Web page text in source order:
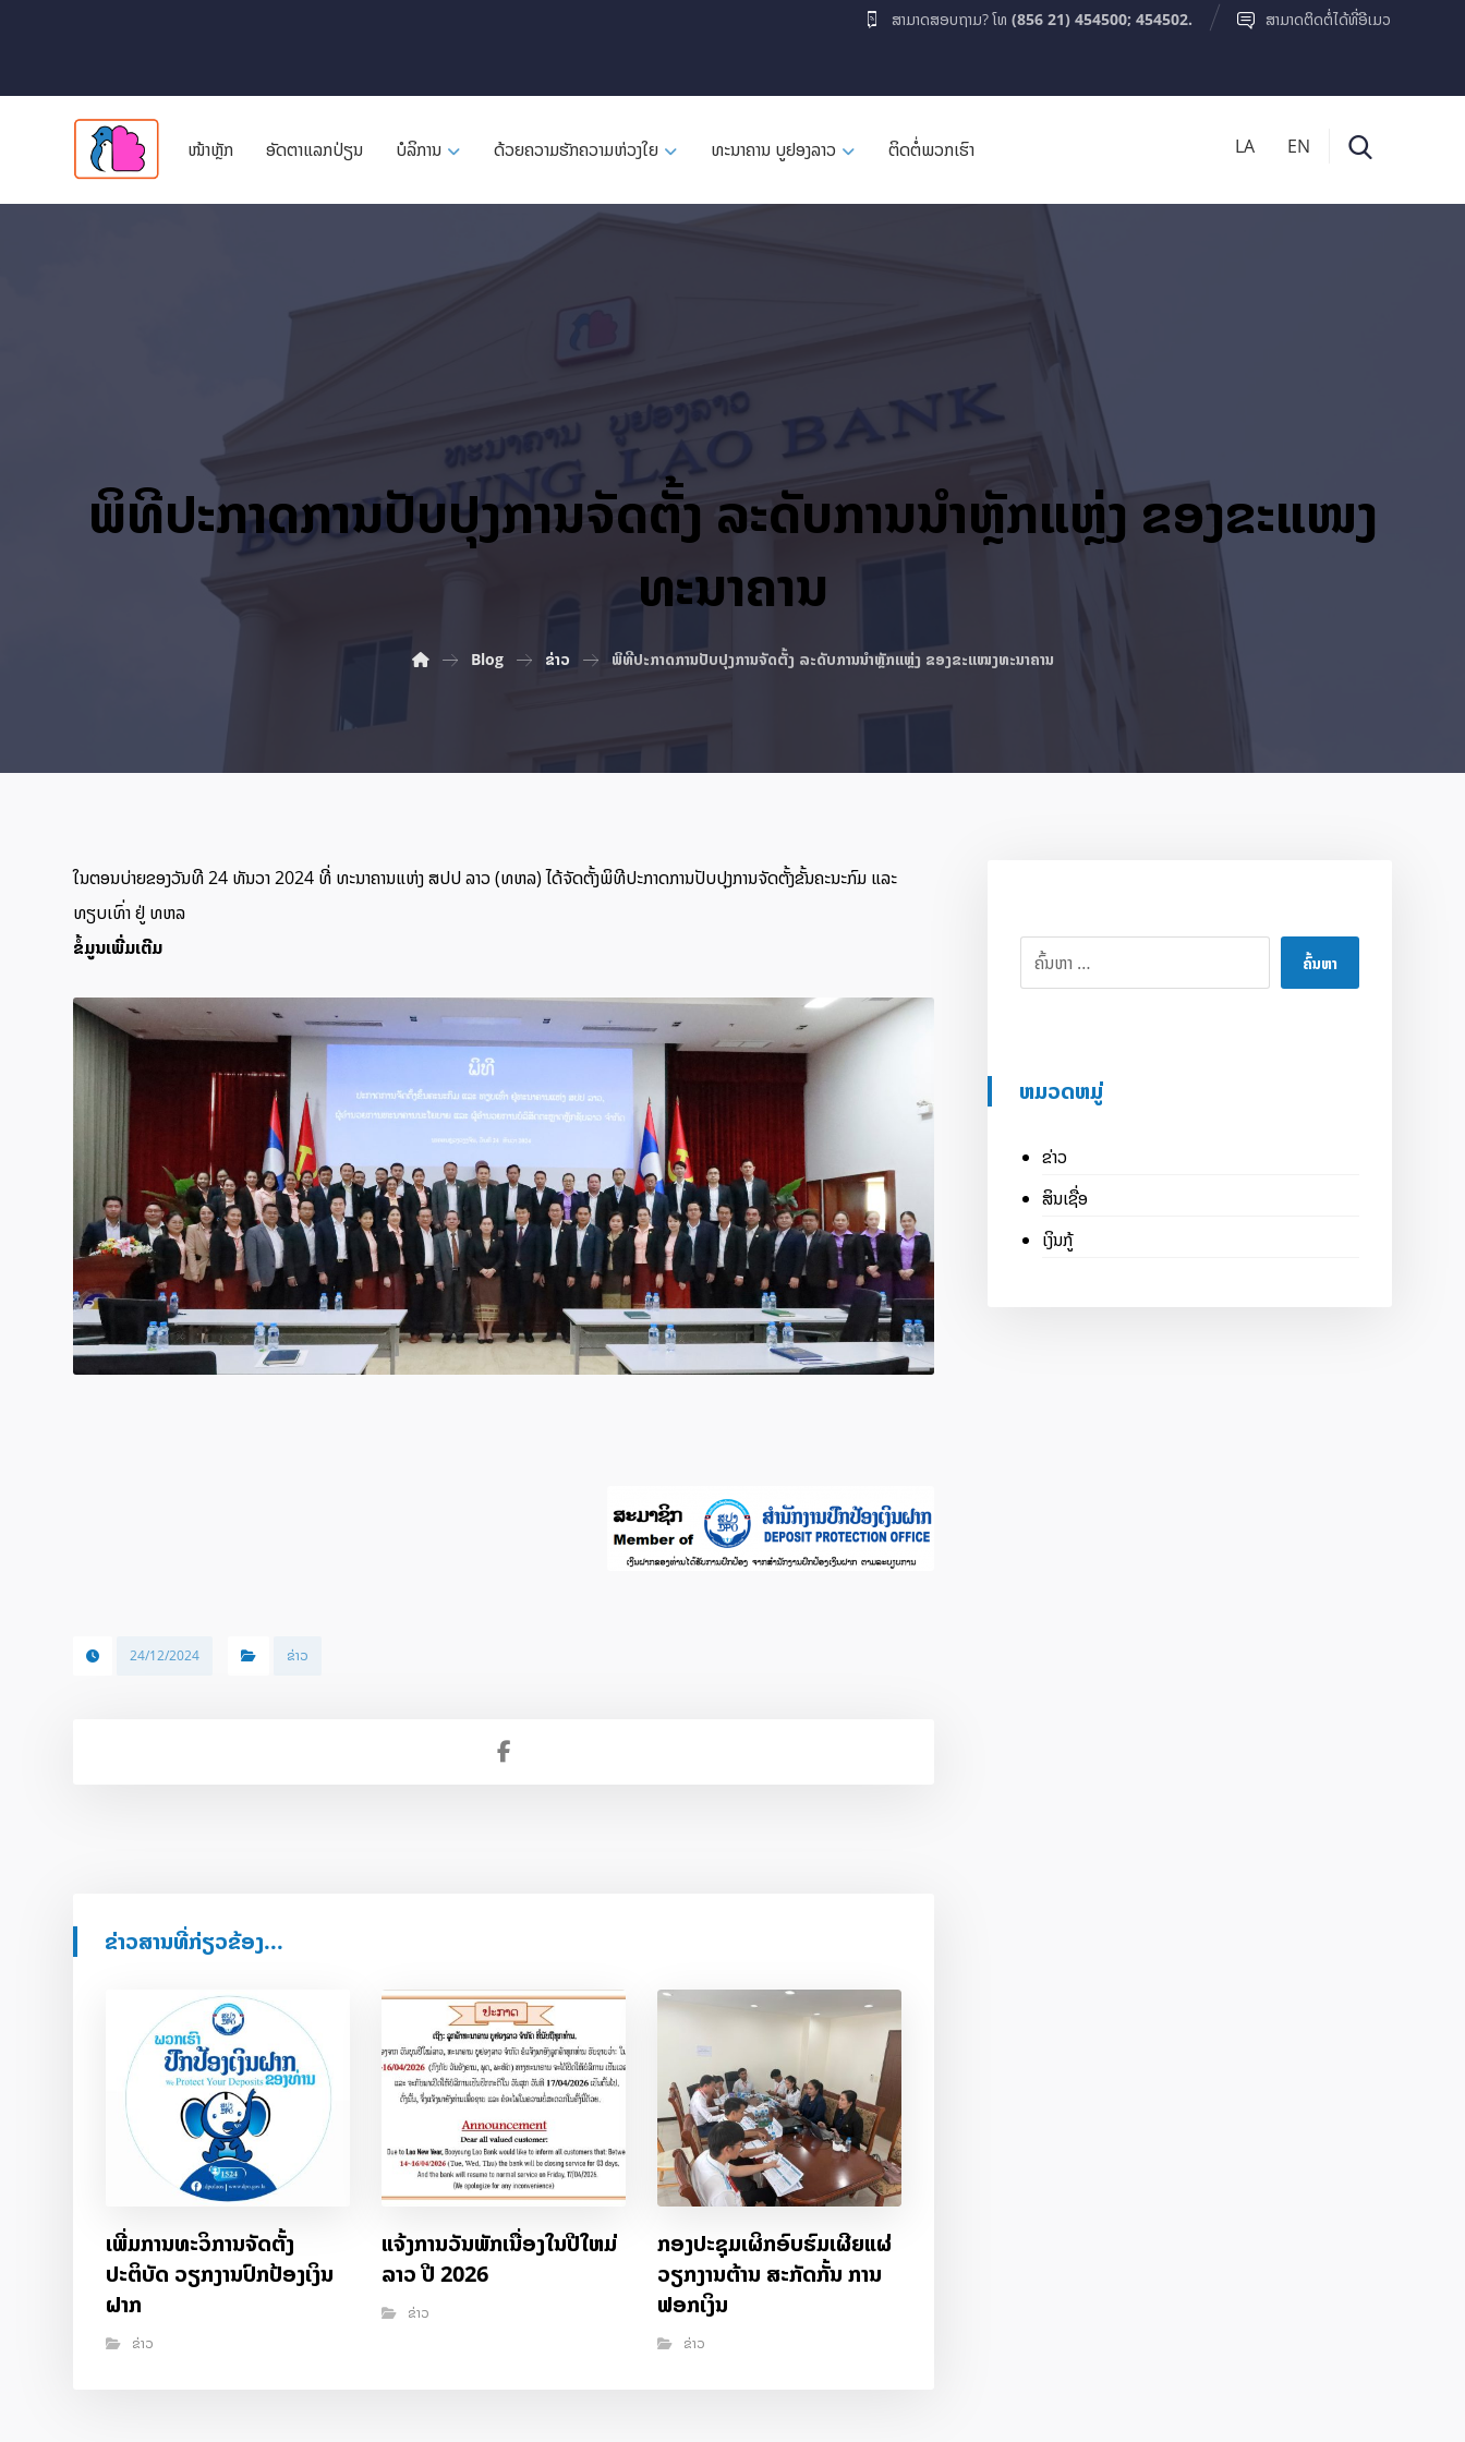
ສາມາດຕິດຕໍ່ໄດ້ທີ່ອີເມວ
ສາມາດສອບຖາມ? ໂທ(856 21) 454500; 454502.
ໜ້າຫຼັກ ອັດ​ຕາ​ແລກ​ປ່ຽນ ບໍລິການ ດ້ວຍຄວາມຮັກຄວາມຫ່ວງໃຍ ທະນາຄານ ບູຢອງລາວ ຕິດຕໍ່ພວກເຮົາ LA EN
ພິທີປະກາດການປັບປຸງການຈັດຕັ້ງ ລະດັບການນຳຫຼັກແຫຼ່ງ ຂອງຂະແໜງ
ທະນາຄານ
Blog ຂ່າວ ພິທີປະກາດການປັບປຸງການຈັດຕັ້ງ ລະດັບການນຳຫຼັກແຫຼ່ງ ຂອງຂະແໜງທະນາຄານ
ໃນຕອນບ່າຍຂອງວັນທີ 24 ທັນວາ 2024 ທີ່ ທະນາຄານແຫ່ງ ສປປ ລາວ (ທຫລ) ໄດ້ຈັດຕັ້ງພິທີປະກາດການປັບປຸງການຈັດຕັ້ງຂັ້ນຄະນະກົມ ແລະ
ທຽບເທົ່າ ຢູ່ ທຫລ
ຂໍ້ມູນເພີ່ມເຕີມ
24/12/2024 ຂ່າວ
ຂ່າວສານທີ່ກ່ຽວຂ້ອງ...
ເພີ່ມການທະວິການຈັດຕັ້ງ
ປະຕິບັດ ວຽກງານປົກປ້ອງເງິນ
ຝາກ
ຂ່າວ
ແຈ້ງການວັນພັກເນື່ອງໃນປີໃຫມ່
ລາວ ປີ 2026
ຂ່າວ
ກອງປະຊຸມເຜິກອົບຮົມເຜີຍແຜ່
ວຽກງານຕ້ານ ສະກັດກັ້ນ ການ
ຟອກເງິນ
ຂ່າວ
ຄົ້ນຫາ
ຫມວດຫມູ່
ຂ່າວ
ສິນເຊື່ອ
ເງິນກູ້